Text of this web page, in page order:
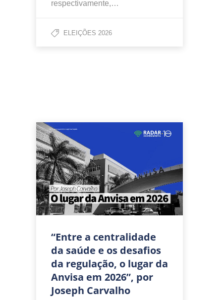
respectivamente,…
ELEIÇÕES 2026
“Entre a centralidade
da saúde e os desafios
da regulação, o lugar da
Anvisa em 2026”, por
Joseph Carvalho